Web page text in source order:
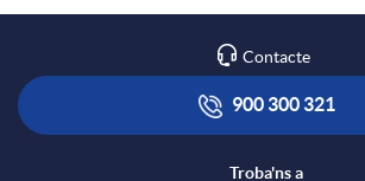
Contacte
900 300 321
Troba'ns a